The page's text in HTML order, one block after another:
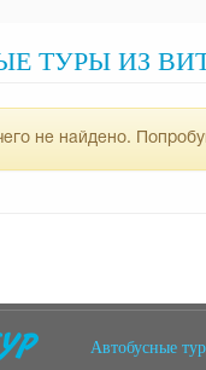
ТУРЫ ИЗ
не найдено.
Автобусные